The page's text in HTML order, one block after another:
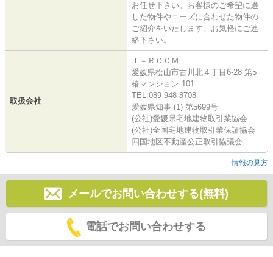
お任せ下さい。お客様のご希望に適
した物件やニーズに合わせた物件の
ご紹介をいたします。お気軽にご連
絡下さい。
取扱会社
Ｉ－ＲＯＯＭ
愛媛県松山市古川北４丁目6-28 第5
椿マンション 101
TEL:089-948-8708
愛媛県知事 (1) 第5699号
(公社)愛媛県宅地建物取引業協会
(公社)全国宅地建物取引業保証協会
四国地区不動産公正取引協議会
情報の見方
メールでお問い合わせする(無料)
電話でお問い合わせする